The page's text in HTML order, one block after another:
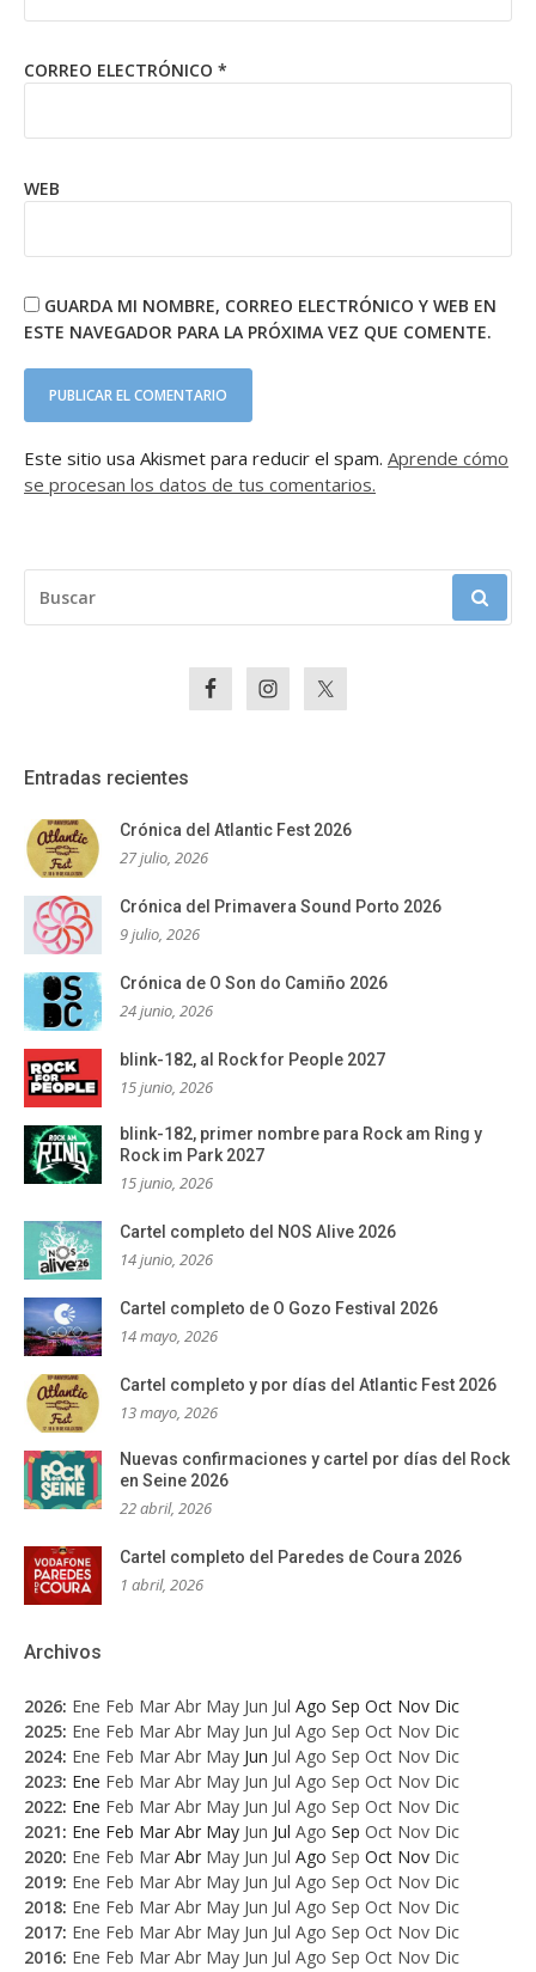
CORREO ELECTRÓNICO *
WEB
GUARDA MI NOMBRE, CORREO ELECTRÓNICO Y WEB EN
ESTE NAVEGADOR PARA LA PRÓXIMA VEZ QUE COMENTE.
Este sitio usa Akismet para reducir el spam. Aprende cómo
se procesan los datos de tus comentarios.
Entradas recientes
Crónica del Atlantic Fest 2026
27 julio, 2026
Crónica del Primavera Sound Porto 2026
9 julio, 2026
Crónica de O Son do Camiño 2026
24 junio, 2026
blink-182, al Rock for People 2027
15 junio, 2026
blink-182, primer nombre para Rock am Ring y
Rock im Park 2027
15 junio, 2026
Cartel completo del NOS Alive 2026
14 junio, 2026
Cartel completo de O Gozo Festival 2026
14 mayo, 2026
Cartel completo y por días del Atlantic Fest 2026
13 mayo, 2026
Nuevas confirmaciones y cartel por días del Rock
en Seine 2026
22 abril, 2026
Cartel completo del Paredes de Coura 2026
1 abril, 2026
Archivos
2026: Ene Feb Mar Abr May Jun Jul Ago Sep Oct Nov Dic
2025: Ene Feb Mar Abr May Jun Jul Ago Sep Oct Nov Dic
2024: Ene Feb Mar Abr May Jun Jul Ago Sep Oct Nov Dic
2023: Ene Feb Mar Abr May Jun Jul Ago Sep Oct Nov Dic
2022: Ene Feb Mar Abr May Jun Jul Ago Sep Oct Nov Dic
2021: Ene Feb Mar Abr May Jun Jul Ago Sep Oct Nov Dic
2020: Ene Feb Mar Abr May Jun Jul Ago Sep Oct Nov Dic
2019: Ene Feb Mar Abr May Jun Jul Ago Sep Oct Nov Dic
2018: Ene Feb Mar Abr May Jun Jul Ago Sep Oct Nov Dic
2017: Ene Feb Mar Abr May Jun Jul Ago Sep Oct Nov Dic
2016: Ene Feb Mar Abr May Jun Jul Ago Sep Oct Nov Dic